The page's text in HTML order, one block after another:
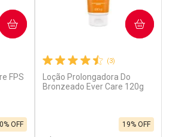
FPS
OFF
(3)
Loção Prolongadora Do
Bronzeado Ever Care 120g
19% OFF
COMPRAR